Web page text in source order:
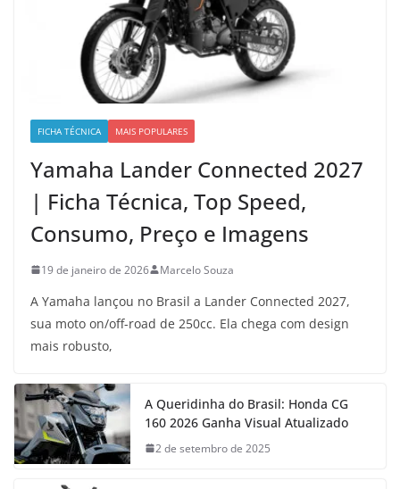
FICHA TÉCNICA MAIS POPULARES
Yamaha Lander Connected 2027
| Ficha Técnica, Top Speed,
Consumo, Preço e Imagens
19 de janeiro de 2026 Marcelo Souza
A Yamaha lançou no Brasil a Lander Connected 2027,
sua moto on/off-road de 250cc. Ela chega com design
mais robusto,
A Queridinha do Brasil: Honda CG
160 2026 Ganha Visual Atualizado
2 de setembro de 2025